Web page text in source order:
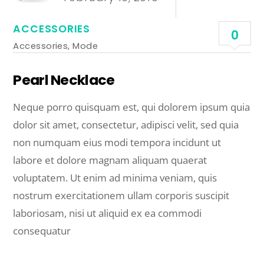
ACCESSORIES
Accessories,Mode
0
Pearl Necklace
Neque porro quisquam est, qui dolorem ipsum quia
dolor sit amet, consectetur, adipisci velit, sed quia
non numquam eius modi tempora incidunt ut
labore et dolore magnam aliquam quaerat
voluptatem. Ut enim ad minima veniam, quis
nostrum exercitationem ullam corporis suscipit
laboriosam, nisi ut aliquid ex ea commodi
consequatur